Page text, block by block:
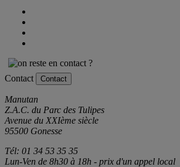
Contact Contact
Manutan
Z.A.C. du Parc des Tulipes
Avenue du XXIème siècle
95500 Gonesse
Tél: 01 34 53 35 35
Lun-Ven de 8h30 à 18h - prix d'un appel local